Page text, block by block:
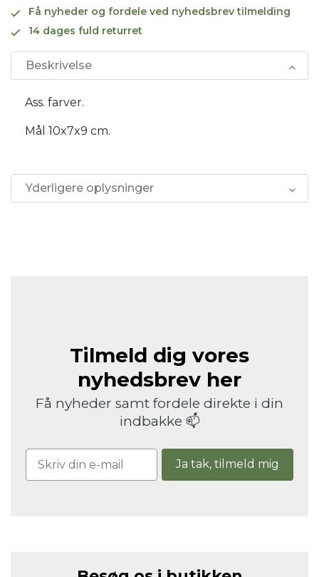
Få nyheder og fordele ved nyhedsbrev tilmelding
14 dages fuld returret
Beskrivelse
Ass. farver.
Mål 10x7x9 cm.
Yderligere oplysninger
Tilmeld dig vores
nyhedsbrev her
Få nyheder samt fordele direkte i din
indbakke 📫
Ja tak, tilmeld mig